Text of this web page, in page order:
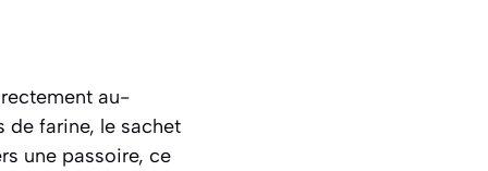
au-
de farine, le sachet
une passoire, ce